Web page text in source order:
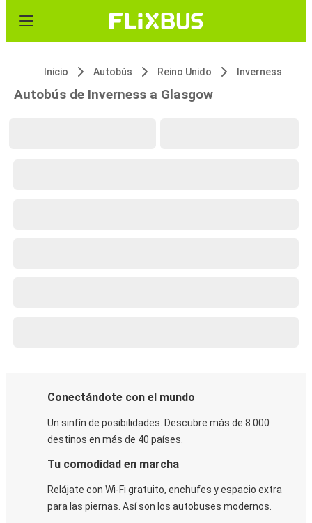
Inicio Autobús Reino Unido Inverness
Autobús de Inverness a Glasgow
Conectándote con el mundo
Un sinfín de posibilidades. Descubre más de 8.000
destinos en más de 40 países.
Tu comodidad en marcha
Relájate con Wi-Fi gratuito, enchufes y espacio extra
para las piernas. Así son los autobuses modernos.